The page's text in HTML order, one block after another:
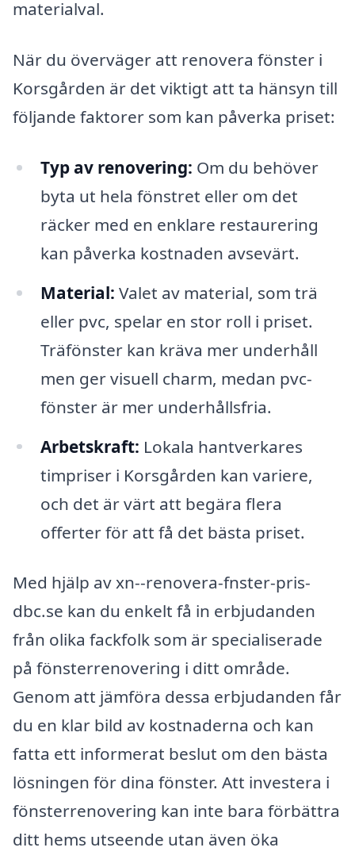
materialval.
När du överväger att renovera fönster i
Korsgården är det viktigt att ta hänsyn till
följande faktorer som kan påverka priset:
Typ av renovering: Om du behöver
byta ut hela fönstret eller om det
räcker med en enklare restaurering
kan påverka kostnaden avsevärt.
Material: Valet av material, som trä
eller pvc, spelar en stor roll i priset.
Träfönster kan kräva mer underhåll
men ger visuell charm, medan pvc-
fönster är mer underhållsfria.
Arbetskraft: Lokala hantverkares
timpriser i Korsgården kan variere,
och det är värt att begära flera
offerter för att få det bästa priset.
Med hjälp av xn--renovera-fnster-pris-
dbc.se kan du enkelt få in erbjudanden
från olika fackfolk som är specialiserade
på fönsterrenovering i ditt område.
Genom att jämföra dessa erbjudanden får
du en klar bild av kostnaderna och kan
fatta ett informerat beslut om den bästa
lösningen för dina fönster. Att investera i
fönsterrenovering kan inte bara förbättra
ditt hems utseende utan även öka